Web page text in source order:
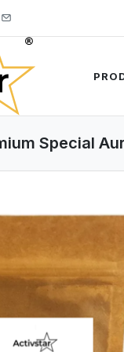
Special